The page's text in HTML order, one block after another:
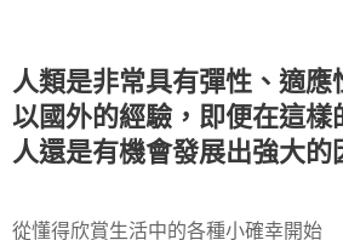
人類是非常具有彈性、適應
以國外的經驗，即便在這樣
人還是有機會發展出強大的
從懂得欣賞生活中的各種小確幸開始